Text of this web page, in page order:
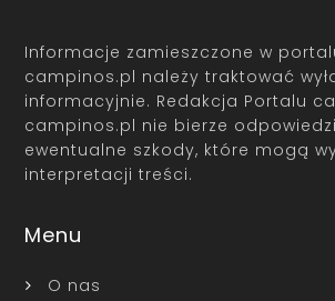
Informacje zamieszczone w
campinos.pl należy traktować
informacyjnie. Redakcja Portalu
campinos.pl nie bierze
ewentualne szkody, które mogą
interpretacji treści.
Menu
O nas